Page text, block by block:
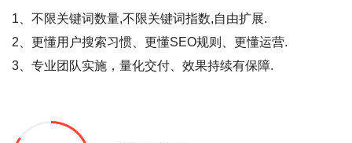
1、不限关键词数量,不限关键词指数,自由扩展.
2、更懂用户搜索习惯、更懂SEO规则、更懂运营.
3、专业团队实施，量化交付、效果持续有保障.